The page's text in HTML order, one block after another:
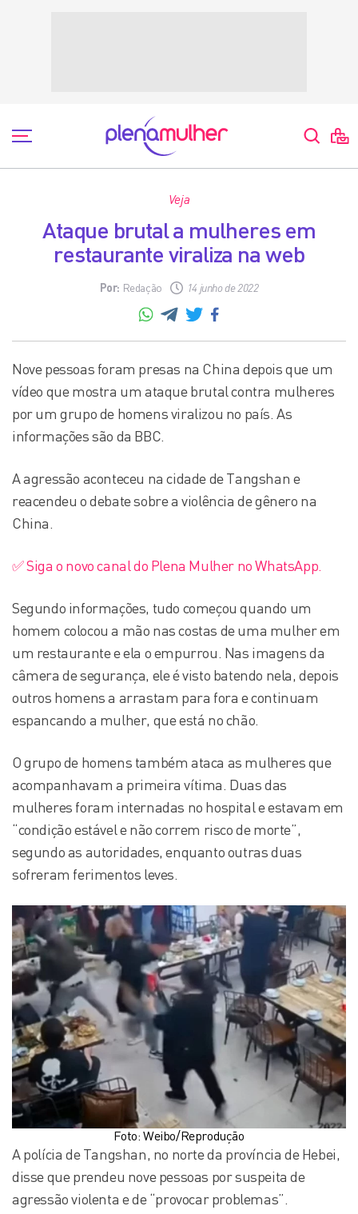
Veja
Ataque brutal a mulheres em
restaurante viraliza na web
Por: Redação 14 junho de 2022
Nove pessoas foram presas na China depois que um
vídeo que mostra um ataque brutal contra mulheres
por um grupo de homens viralizou no país. As
informações são da BBC.
A agressão aconteceu na cidade de Tangshan e
reacendeu o debate sobre a violência de gênero na
China.
✅ Siga o novo canal do Plena Mulher no WhatsApp.
Segundo informações, tudo começou quando um
homem colocou a mão nas costas de uma mulher em
um restaurante e ela o empurrou. Nas imagens da
câmera de segurança, ele é visto batendo nela, depois
outros homens a arrastam para fora e continuam
espancando a mulher, que está no chão.
O grupo de homens também ataca as mulheres que
acompanhavam a primeira vítima. Duas das
mulheres foram internadas no hospital e estavam em
“condição estável e não correm risco de morte”,
segundo as autoridades, enquanto outras duas
sofreram ferimentos leves.
Foto: Weibo/Reprodução
A polícia de Tangshan, no norte da província de Hebei,
disse que prendeu nove pessoas por suspeita de
agressão violenta e de “provocar problemas”.